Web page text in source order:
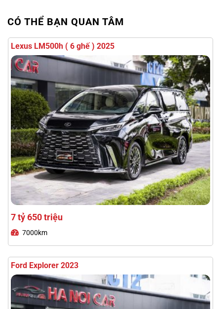
CÓ THỂ BẠN QUAN TÂM
7000km
Ford Explorer 2023
43000km
Toyota Prado 2025